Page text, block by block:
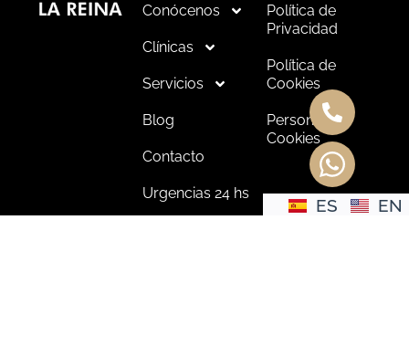
Conócenos
Clínicas
Servicios
Blog
Contacto
Urgencias 24 hs
Política de
Privacidad
Política de
Cookies
Personalizar
Cookies
ES EN